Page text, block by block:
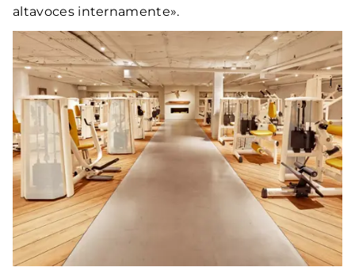
altavoces internamente».